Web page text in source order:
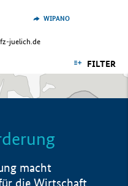
juelich.de
WIPANO
FILTER
macht
die Wirtschaft